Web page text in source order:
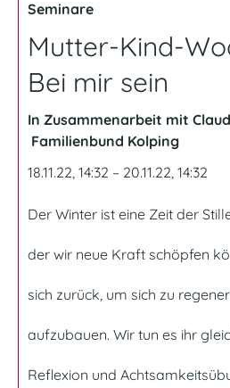
Seminare
Mutter-Kind-
Bei mir sein
In Zusammenarbeit mit
Familienbund Kolping
18.11.22, 14:32 – 20.11.22, 14:32
Der Winter ist eine Zeit der
der wir neue Kraft schöpfen
sich zurück, um sich zu
aufzubauen. Wir tun es ihr
Reflexion und